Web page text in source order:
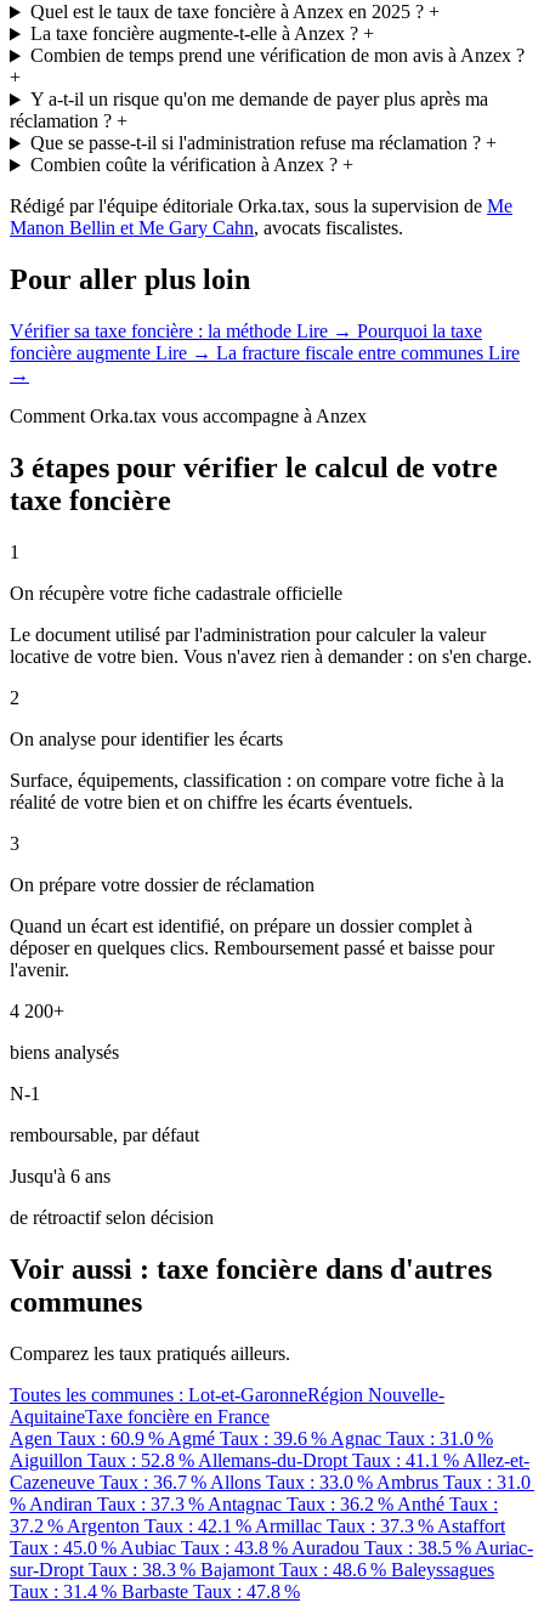
Quel est le taux de taxe foncière à Anzex en 2025 ?+
La taxe foncière augmente-t-elle à Anzex ?+
Combien de temps prend une vérification de mon avis à Anzex ?
+
Y a-t-il un risque qu'on me demande de payer plus après ma
réclamation ? +
Que se passe-t-il si l'administration refuse ma réclamation ?+
Combien coûte la vérification à Anzex ?+
Rédigé par l'équipe éditoriale Orka.tax, sous la supervision de Me
Manon Bellin et Me Gary Cahn, avocats fiscalistes.
Pour aller plus loin
Vérifier sa taxe foncière : la méthode Lire → Pourquoi la taxe
foncière augmente Lire → La fracture fiscale entre communes Lire
→
Comment Orka.tax vous accompagne à Anzex
3 étapes pour vérifier le calcul de votre
taxe foncière
1
On récupère votre fiche cadastrale officielle
Le document utilisé par l'administration pour calculer la valeur
locative de votre bien. Vous n'avez rien à demander : on s'en charge.
2
On analyse pour identifier les écarts
Surface, équipements, classification : on compare votre fiche à la
réalité de votre bien et on chiffre les écarts éventuels.
3
On prépare votre dossier de réclamation
Quand un écart est identifié, on prépare un dossier complet à
déposer en quelques clics. Remboursement passé et baisse pour
l'avenir.
4 200+
biens analysés
N-1
remboursable, par défaut
Jusqu'à 6 ans
de rétroactif selon décision
Voir aussi : taxe foncière dans d'autres
communes
Comparez les taux pratiqués ailleurs.
Toutes les communes : Lot-et-GaronneRégion Nouvelle-
AquitaineTaxe foncière en France
Agen Taux : 60.9 % Agmé Taux : 39.6 % Agnac Taux : 31.0 %
Aiguillon Taux : 52.8 % Allemans-du-Dropt Taux : 41.1 % Allez-et-
Cazeneuve Taux : 36.7 % Allons Taux : 33.0 % Ambrus Taux : 31.0
% Andiran Taux : 37.3 % Antagnac Taux : 36.2 % Anthé Taux :
37.2 % Argenton Taux : 42.1 % Armillac Taux : 37.3 % Astaffort
Taux : 45.0 % Aubiac Taux : 43.8 % Auradou Taux : 38.5 % Auriac-
sur-Dropt Taux : 38.3 % Bajamont Taux : 48.6 % Baleyssagues
Taux : 31.4 % Barbaste Taux : 47.8 %